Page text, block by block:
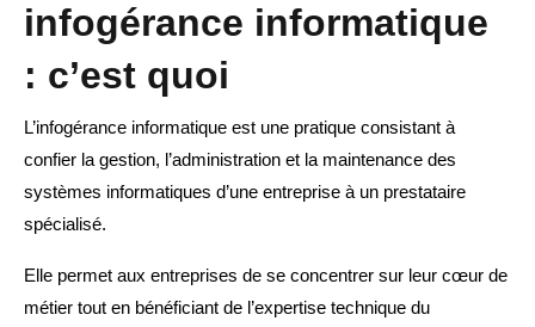
infogérance informatique
: c’est quoi
L’infogérance informatique est une pratique consistant à
confier la gestion, l’administration et la maintenance des
systèmes informatiques d’une entreprise à un prestataire
spécialisé.
Elle permet aux entreprises de se concentrer sur leur cœur de
métier tout en bénéficiant de l’expertise technique du